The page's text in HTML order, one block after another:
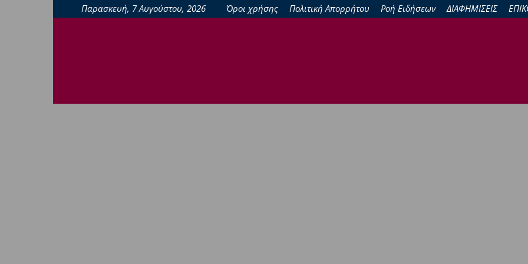
Παρασκευή, 7 Αυγούστου, 2026 Όροι χρήσης Πολιτική Απορρήτου Ροή Ειδήσεων ΔΙΑΦΗΜΙΣΕΙΣ